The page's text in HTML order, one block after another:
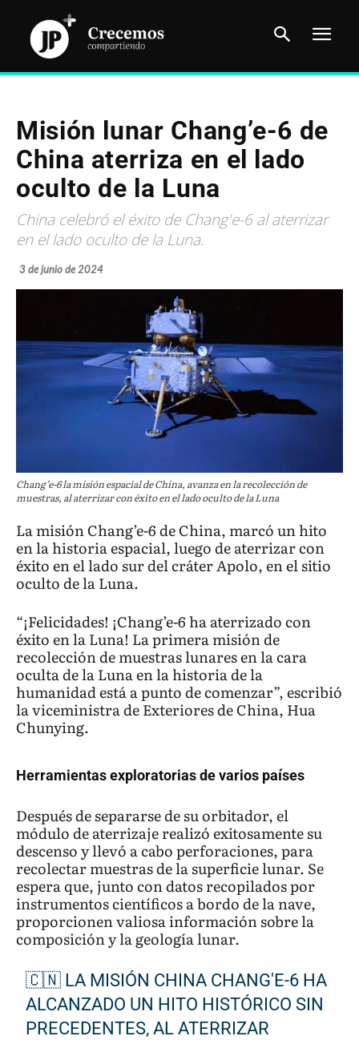
Misión lunar Chang’e-6 de
China aterriza en el lado
oculto de la Luna
China celebró el éxito de Chang'e-6 al aterrizar
en el lado oculto de la Luna.
3 de junio de 2024
Chang’e-6 la misión espacial de China, avanza en la recolección de
muestras, al aterrizar con éxito en el lado oculto de la Luna
La misión Chang’e-6 de China, marcó un hito
en la historia espacial, luego de aterrizar con
éxito en el lado sur del cráter Apolo, en el sitio
oculto de la Luna.
“¡Felicidades! ¡Chang’e-6 ha aterrizado con
éxito en la Luna! La primera misión de
recolección de muestras lunares en la cara
oculta de la Luna en la historia de la
humanidad está a punto de comenzar”, escribió
la viceministra de Exteriores de China, Hua
Chunying.
Herramientas exploratorias de varios países
Después de separarse de su orbitador, el
módulo de aterrizaje realizó exitosamente su
descenso y llevó a cabo perforaciones, para
recolectar muestras de la superficie lunar. Se
espera que, junto con datos recopilados por
instrumentos científicos a bordo de la nave,
proporcionen valiosa información sobre la
composición y la geología lunar.
🇨🇳 LA MISIÓN CHINA CHANG'E-6 HA
ALCANZADO UN HITO HISTÓRICO SIN
PRECEDENTES, AL ATERRIZAR